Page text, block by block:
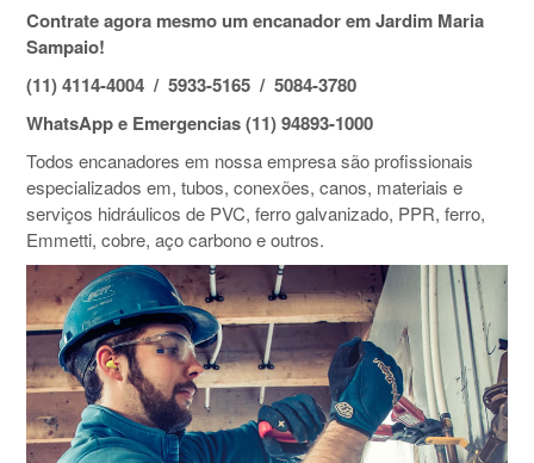
Contrate agora mesmo um encanador em Jardim Maria
Sampaio!
(11) 4114-4004 / 5933-5165 / 5084-3780
WhatsApp e Emergencias (11) 94893-1000
Todos encanadores em nossa empresa são profissionais
especializados em, tubos, conexões, canos, materiais e
serviços hidráulicos de PVC, ferro galvanizado, PPR, ferro,
Emmetti, cobre, aço carbono e outros.